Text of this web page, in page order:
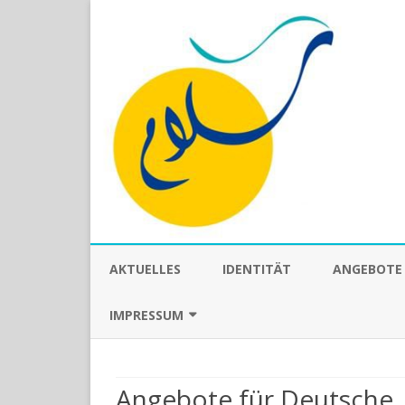
AKTUELLES IDENTITÄT
IMPRESSUM